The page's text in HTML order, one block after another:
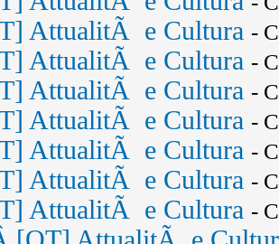
AttualitÃ e Cultura -
AttualitÃ e Cultura -
AttualitÃ e Cultura -
AttualitÃ e Cultura -
AttualitÃ e Cultura -
AttualitÃ e Cultura -
AttualitÃ e Cultura -